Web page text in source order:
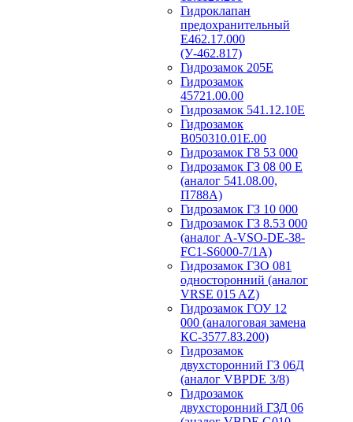
Гидроклапан
предохранительный
Е462.17.000
(У-462.817)
Гидрозамок 205Е
Гидрозамок
45721.00.00
Гидрозамок 541.12.10Е
Гидрозамок
В050310.01Е.00
Гидрозамок Г8 53 000
Гидрозамок ГЗ 08 00 Е
(аналог 541.08.00,
П788А)
Гидрозамок ГЗ 10 000
Гидрозамок ГЗ 8.53 000
(аналог A-VSO-DE-38-
FC1-S6000-7/1A)
Гидрозамок ГЗО 081
односторонний (аналог
VRSE 015 AZ)
Гидрозамок ГОУ 12
000 (аналоговая замена
КС-3577.83.200)
Гидрозамок
двухсторонний ГЗ 06Д
(аналог VBPDE 3/8)
Гидрозамок
двухсторонний ГЗД 06